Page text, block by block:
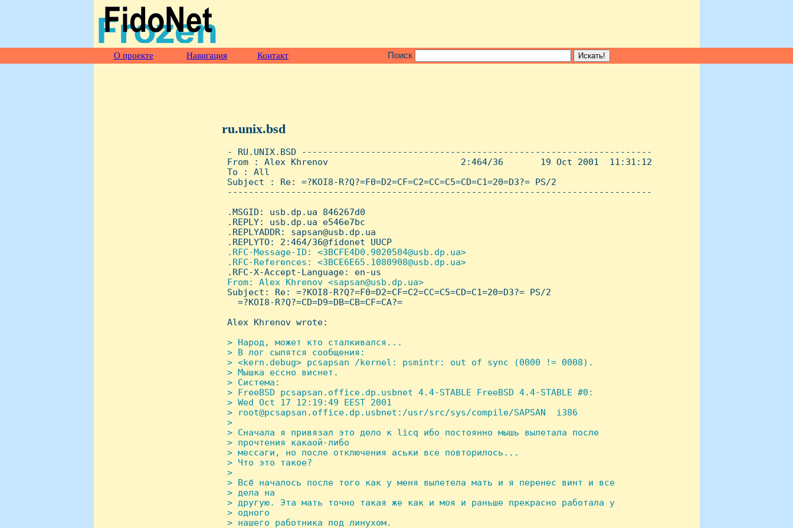
О проекте Навигация Контакт Поиск
ru.unix.bsd
- RU.UNIX.BSD ------------------------------------------------------------------
From : Alex Khrenov                         2:464/36       19 Oct 2001  11:31:12
To : All
Subject : Re: =?KOI8-R?Q?=F0=D2=CF=C2=CC=C5=CD=C1=20=D3?= PS/2
--------------------------------------------------------------------------------
.MSGID: usb.dp.ua 846267d0
.REPLY: usb.dp.ua e546e7bc
.REPLYADDR: sapsan@usb.dp.ua
.REPLYTO: 2:464/36@fidonet UUCP
.RFC-Message-ID: <3BCFE4D0.9020504@usb.dp.ua>
.RFC-References: <3BCE6E65.1080908@usb.dp.ua>
.RFC-X-Accept-Language: en-us
From: Alex Khrenov <sapsan@usb.dp.ua>
Subject: Re: =?KOI8-R?Q?=F0=D2=CF=C2=CC=C5=CD=C1=20=D3?= PS/2
   =?KOI8-R?Q?=CD=D9=DB=CB=CF=CA?=
Alex Khrenov wrote:
> Hарод, может кто сталкивался...
> В лог сыпятся сообщения:
> <kern.debug> pcsapsan /kernel: psmintr: out of sync (0000 != 0008).
> Мышка ессно виснет.
> Система:
> FreeBSD pcsapsan.office.dp.usbnet 4.4-STABLE FreeBSD 4.4-STABLE #0:
> Wed Oct 17 12:19:49 EEST 2001
> root@pcsapsan.office.dp.usbnet:/usr/src/sys/compile/SAPSAN  i386
>
> Сначала я привязал это дело к licq ибо постоянно мышь вылетала после
> прочтения какаой-либо
> мессаги, но после отключения аськи все повторилось...
> Что это такое?
>
> Всё началось после того как у меня вылетела мать и я перенес винт и все
> дела на
> другую. Эта мать точно такая же как и моя и раньше прекрасно работала у
> одного
> нашего работника под линухом.